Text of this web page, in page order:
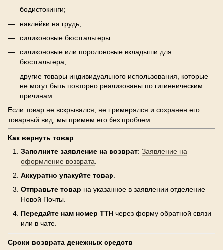
бодистокинги;
наклейки на грудь;
силиконовые бюстгальтеры;
силиконовые или поролоновые вкладыши для
бюстгальтера;
другие товары индивидуального использования, которые
не могут быть повторно реализованы по гигиеническим
причинам.
Если товар не вскрывался, не примерялся и сохранен его
товарный вид, мы примем его без проблем.
Как вернуть товар
Заполните заявление на возврат: Заявление на
оформление возврата
Аккуратно упакуйте товар
Отправьте товар на указанное в заявлении отделение
Новой Почты.
Передайте нам номер ТТН через форму обратной связи
или в чате.
Сроки возврата денежных средств